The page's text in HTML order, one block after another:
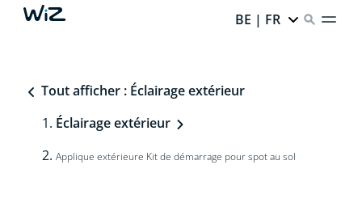
BE | FR
Tout afficher : Éclairage extérieur
Éclairage extérieur
Applique extérieure Kit de démarrage pour spot au sol